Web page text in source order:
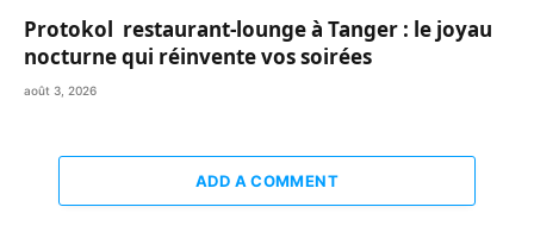
Protokol restaurant-lounge à Tanger : le joyau
nocturne qui réinvente vos soirées
août 3, 2026
ADD A COMMENT